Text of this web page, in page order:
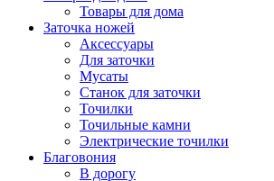
Товары для дома
Заточка ножей
Аксессуары
Для заточки
Мусаты
Станок для заточки
Точилки
Точильные камни
Электрические точилки
Благовония
В дорогу